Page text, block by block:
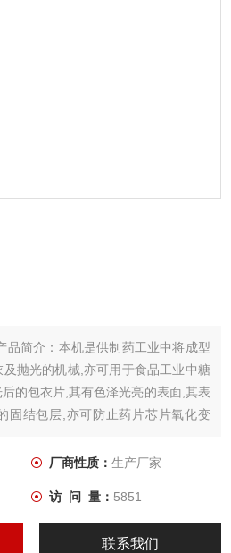
品简介：本机是供制药工业中将成型
抛光的机械,亦可用于食品工业中糖
的包衣片,其有色泽光亮的表面,其表
固结包层,亦可防止药片芯片氧化变
作用。
厂商性质： 生产厂家
访 问 量： 5851
联系我们